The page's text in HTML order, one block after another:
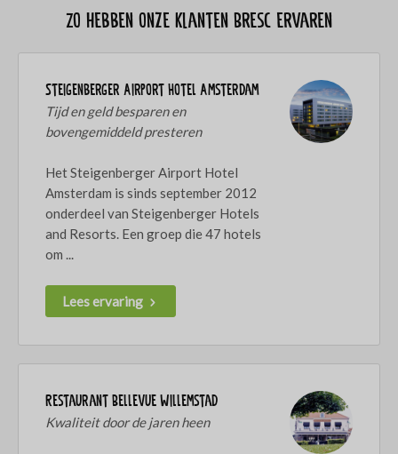
Zo hebben onze klanten Bresc ervaren
Steigenberger Airport Hotel Amsterdam
Tijd en geld besparen en
bovengemiddeld presteren
Het Steigenberger Airport Hotel
Amsterdam is sinds september 2012
onderdeel van Steigenberger Hotels
and Resorts. Een groep die 47 hotels
om ...
Lees ervaring
Restaurant Bellevue Willemstad
Kwaliteit door de jaren heen